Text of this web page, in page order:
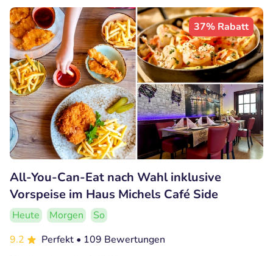
37% Rabatt
All-You-Can-Eat nach Wahl inklusive
Vorspeise im Haus Michels Café Side
Heute Morgen
So
9.2
Perfekt • 109 Bewertungen